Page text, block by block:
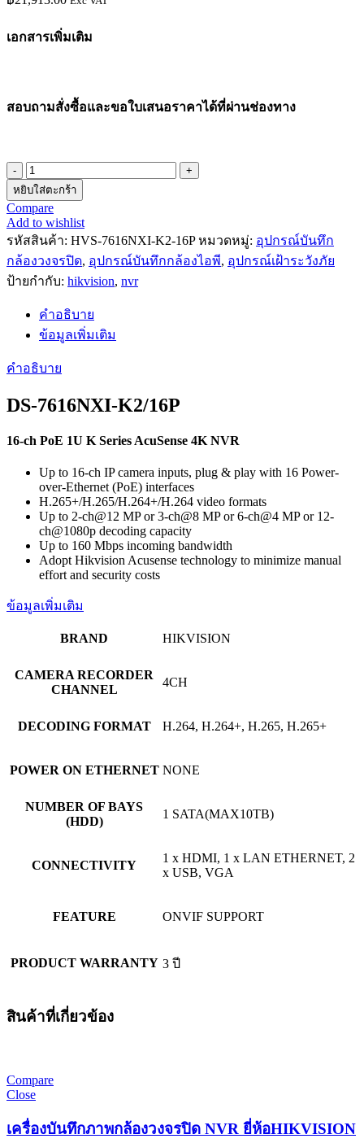
เอกสารเพิ่มเติม
สอบถามสั่งซื้อและขอใบเสนอราคาได้ที่ผ่านช่องทาง
หยิบใส่ตะกร้า
Compare
Add to wishlist
รหัสสินค้า: HVS-7616NXI-K2-16P หมวดหมู่: อุปกรณ์บันทึก
กล้องวงจรปิด, อุปกรณ์บันทึกกล้องไอพี, อุปกรณ์เฝ้าระวังภัย
ป้ายกำกับ: hikvision, nvr
คำอธิบาย
ข้อมูลเพิ่มเติม
คำอธิบาย
DS-7616NXI-K2/16P
16-ch PoE 1U K Series AcuSense 4K NVR
Up to 16-ch IP camera inputs, plug & play with 16 Power-
over-Ethernet (PoE) interfaces
H.265+/H.265/H.264+/H.264 video formats
Up to 2-ch@12 MP or 3-ch@8 MP or 6-ch@4 MP or 12-
ch@1080p decoding capacity
Up to 160 Mbps incoming bandwidth
Adopt Hikvision Acusense technology to minimize manual
effort and security costs
ข้อมูลเพิ่มเติม
BRAND HIKVISION
CAMERA RECORDER
CHANNEL
4CH
DECODING FORMAT H.264, H.264+, H.265, H.265+
POWER ON ETHERNET NONE
NUMBER OF BAYS
(HDD)
1 SATA(MAX10TB)
CONNECTIVITY
1 x HDMI, 1 x LAN ETHERNET, 2
x USB, VGA
FEATURE ONVIF SUPPORT
PRODUCT WARRANTY 3 ปี
สินค้าที่เกี่ยวข้อง
Compare
Close
เครื่องบันทึกภาพกล้องวงจรปิด NVR ยี่ห้อHIKVISION